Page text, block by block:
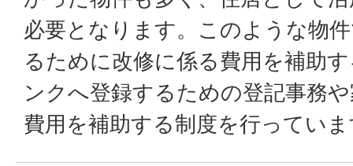
必要となります。このような物
るために改修に係る費用を補助
ンクへ登録するための登記事務
費用を補助する制度を行ってい